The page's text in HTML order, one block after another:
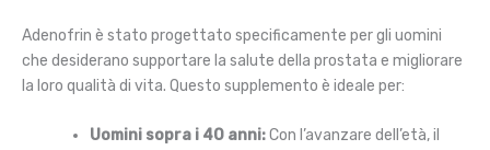
Adenofrin è stato progettato specificamente per gli uomini
che desiderano supportare la salute della prostata e migliorare
la loro qualità di vita. Questo supplemento è ideale per:
Uomini sopra i 40 anni:Con l’avanzare dell’età, il